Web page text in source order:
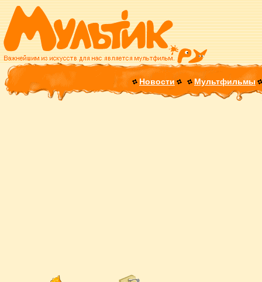
Новости Мультфильмы